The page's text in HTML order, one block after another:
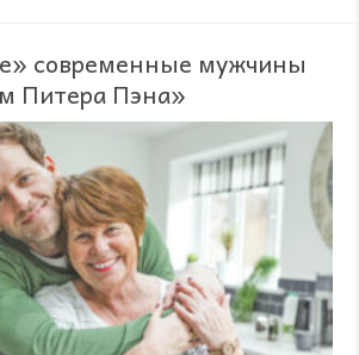
современные мужчины
Питера Пэна»